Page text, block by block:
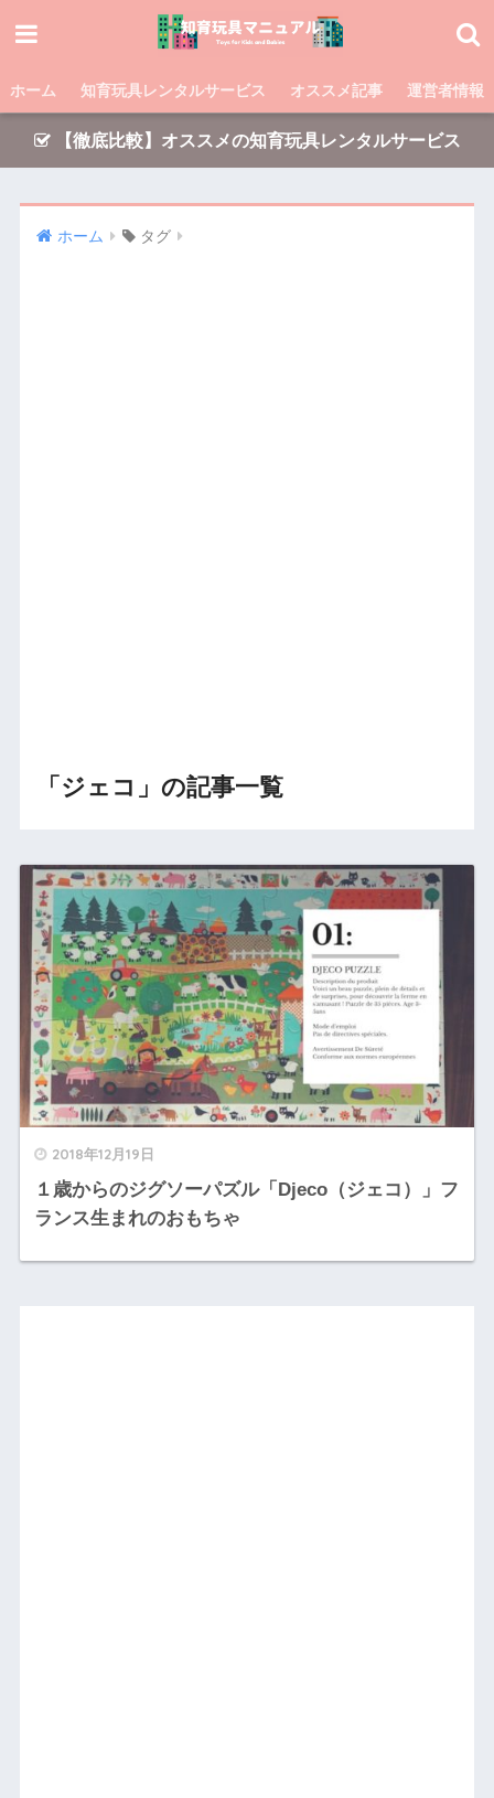
ホーム 知育玩具レンタルサービス オススメ記事 運営者情報
【徹底比較】オススメの知育玩具レンタルサービス
ホーム タグ
「ジェコ」の記事一覧
2018年12月19日
１歳からのジグソーパズル「Djeco（ジェコ）」フ
ランス生まれのおもちゃ